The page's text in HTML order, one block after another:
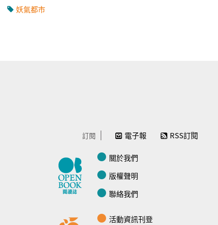
妖氣都市
訂閱 電子報 RSS訂閱
關於我們
版權聲明
聯絡我們
活動資訊刊登